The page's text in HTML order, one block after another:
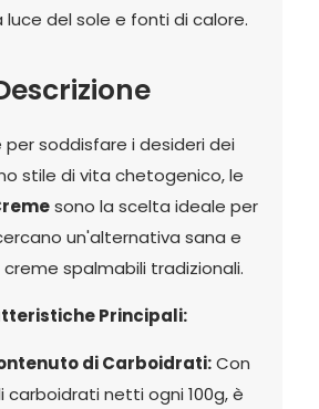
del sole e fonti di calore.
soddisfare i desideri dei
stile di vita chetogenico, le
sono la scelta ideale per
un'alternativa sana e
spalmabili tradizionali.
Principali:
di Carboidrati:Con
carboidrati netti ogni 100g, è